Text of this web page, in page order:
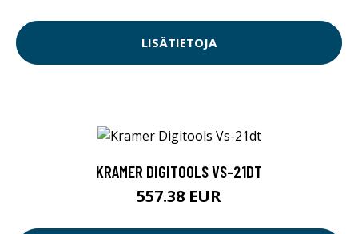
LISÄTIETOJA
KRAMER DIGITOOLS VS-21DT
557.38 EUR